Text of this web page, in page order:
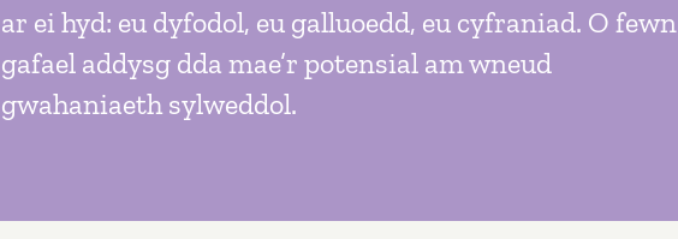
ar ei hyd: eu dyfodol, eu galluoedd, eu cyfraniad. O fewn
gafael addysg dda mae’r potensial am wneud
gwahaniaeth sylweddol.